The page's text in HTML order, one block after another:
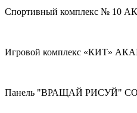
Спортивный комплекс №
Игровой комплекс «КИТ»
Панель "ВРАЩАЙ РИСУЙ"